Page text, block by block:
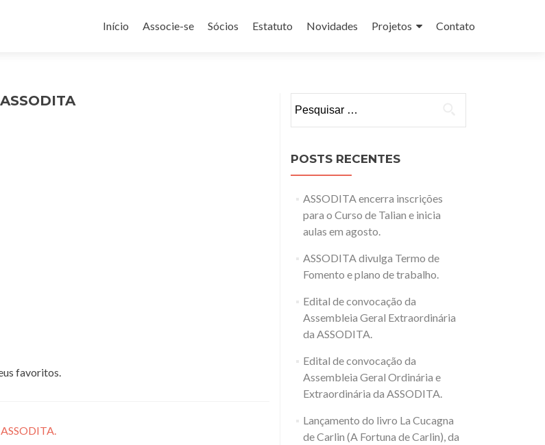
para
Início Associe-se Sócios Estatuto Novidades Projetos Contato
favoritos.
por:
POSTS RECENTES
ASSODITA encerra inscrições
para o Curso de Talian e inicia
aulas em agosto.
ASSODITA divulga Termo de
Fomento e plano de trabalho.
Edital de convocação da
Assembleia Geral Extraordinária
da ASSODITA.
Edital de convocação da
Assembleia Geral Ordinária e
Extraordinária da ASSODITA.
Lançamento do livro La Cucagna
de Carlin (A Fortuna de Carlin), da